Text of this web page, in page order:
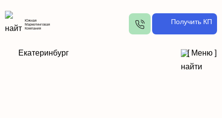
Южная
Маркетинговая
Компания
Получить КП
Екатеринбург [ Меню ]